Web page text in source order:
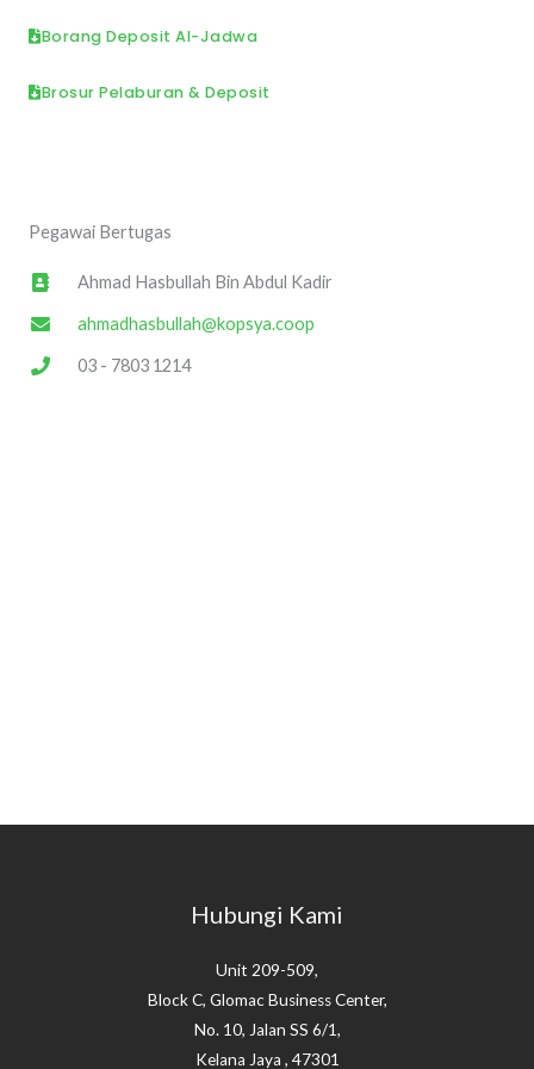
Borang Deposit Al-Jadwa
Brosur Pelaburan & Deposit
Pegawai Bertugas
Ahmad Hasbullah Bin Abdul Kadir
ahmadhasbullah@kopsya.coop
03 - 7803 1214
Hubungi Kami
Unit 209-509,
Block C, Glomac Business Center,
No. 10, Jalan SS 6/1,
Kelana Jaya , 47301